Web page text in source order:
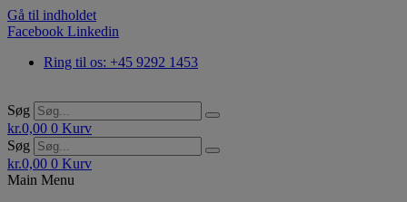
Gå til indholdet
Facebook Linkedin
Ring til os: +45 9292 1453
Søg
kr.0,00 0 Kurv
Søg
kr.0,00 0 Kurv
Main Menu